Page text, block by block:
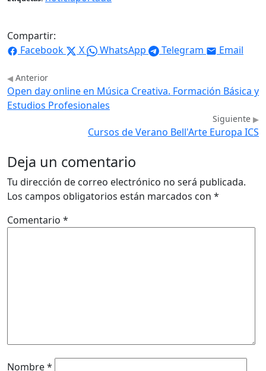
Compartir:
Facebook
X WhatsApp Telegram Email
Anterior
Open day online en Música Creativa. Formación Básica y
Estudios Profesionales
Siguiente
Cursos de Verano Bell'Arte Europa ICS
Deja un comentario
Tu dirección de correo electrónico no será publicada.
Los campos obligatorios están marcados con *
Comentario *
Nombre*